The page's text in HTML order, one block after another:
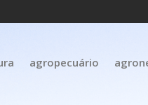
agropecuário